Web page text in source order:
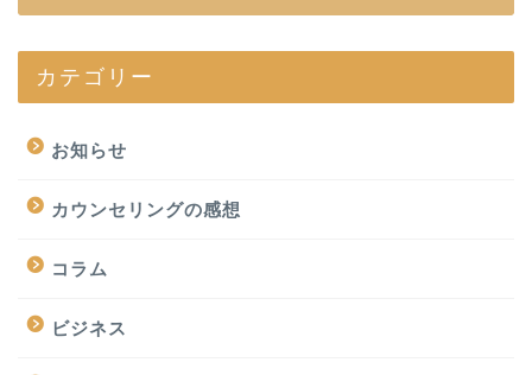
カテゴリー
お知らせ
カウンセリングの感想
コラム
ビジネス